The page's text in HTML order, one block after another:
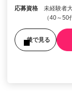
応募資格
未経験者
（40～
後で見る